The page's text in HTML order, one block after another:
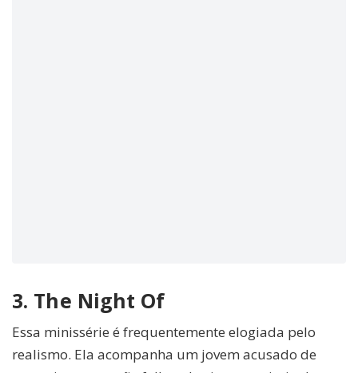
3. The Night Of
Essa minissérie é frequentemente elogiada pelo
realismo. Ela acompanha um jovem acusado de